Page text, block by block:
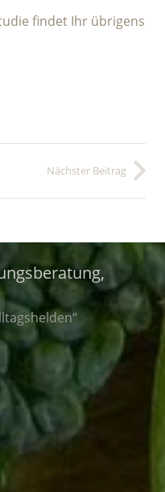
findet Ihr übrigens
Nächster Beitrag